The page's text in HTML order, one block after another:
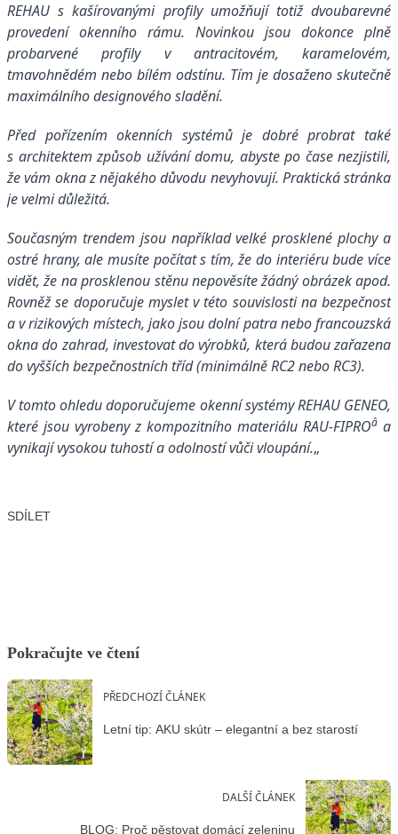
REHAU s kašírovanými profily umožňují totiž dvoubarevné
provedení okenního rámu. Novinkou jsou dokonce plně
probarvené profily v antracitovém, karamelovém,
tmavohnědém nebo bílém odstínu. Tím je dosaženo skutečně
maximálního designového sladění.
Před pořízením okenních systémů je dobré probrat také
s architektem způsob užívání domu, abyste po čase nezjistili,
že vám okna z nějakého důvodu nevyhovují. Praktická stránka
je velmi důležitá.
Současným trendem jsou například velké prosklené plochy a
ostré hrany, ale musíte počítat s tím, že do interiéru bude více
vidět, že na prosklenou stěnu nepověsíte žádný obrázek apod.
Rovněž se doporučuje myslet v této souvislosti na bezpečnost
a v rizikových místech, jako jsou dolní patra nebo francouzská
okna do zahrad, investovat do výrobků, která budou zařazena
do vyšších bezpečnostních tříd (minimálně RC2 nebo RC3).
V tomto ohledu doporučujeme okenní systémy REHAU GENEO,
které jsou vyrobeny z kompozitního materiálu RAU-FIPROâ a
vynikají vysokou tuhostí a odolností vůči vloupání.„
SDÍLET
Pokračujte ve čtení
PŘEDCHOZÍ ČLÁNEK
Letní tip: AKU skútr – elegantní a bez starostí
DALŠÍ ČLÁNEK
BLOG: Proč pěstovat domácí zeleninu